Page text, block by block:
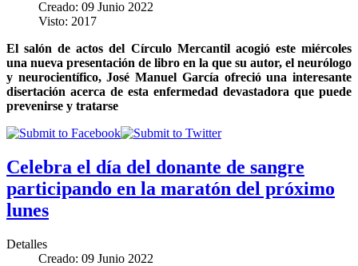
Creado: 09 Junio 2022
Visto: 2017
El salón de actos del Círculo Mercantil acogió este miércoles
una nueva presentación de libro en la que su autor, el neurólogo
y neurocientífico, José Manuel García ofreció una interesante
disertación acerca de esta enfermedad devastadora que puede
prevenirse y tratarse
Celebra el día del donante de sangre
participando en la maratón del próximo
lunes
Detalles
Creado: 09 Junio 2022